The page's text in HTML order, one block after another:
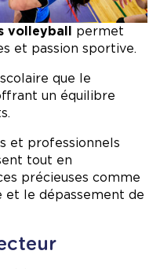
volleyball permet
et passion sportive.
que le
un équilibre
et professionnels
tout en
précieuses comme
et le dépassement de